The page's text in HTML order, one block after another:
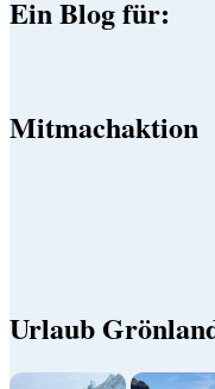
Ein Blog für:
Mitmachaktion
Urlaub